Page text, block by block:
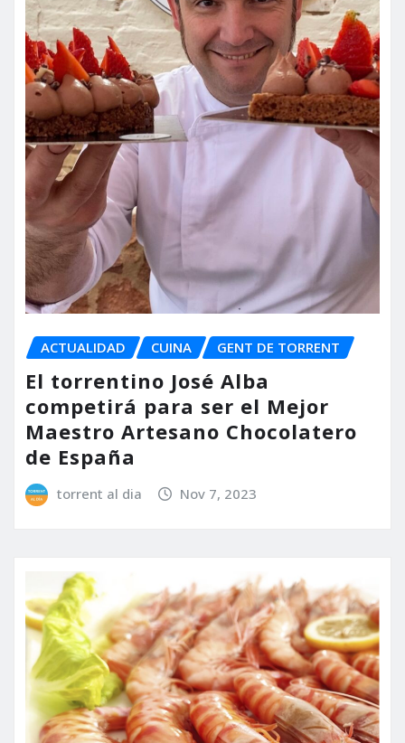
ACTUALIDAD CUINA GENT DE TORRENT
El torrentino José Alba
competirá para ser el Mejor
Maestro Artesano Chocolatero
de España
torrent al dia Nov 7, 2023